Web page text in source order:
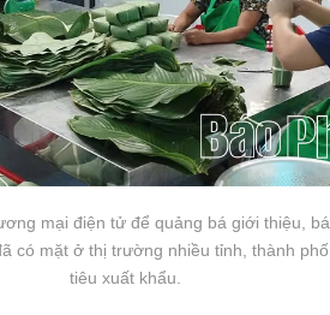
mại điện tử để quảng bá giới thiệu,
có mặt ở thị trường nhiều tỉnh, thành
tiêu xuất khẩu.